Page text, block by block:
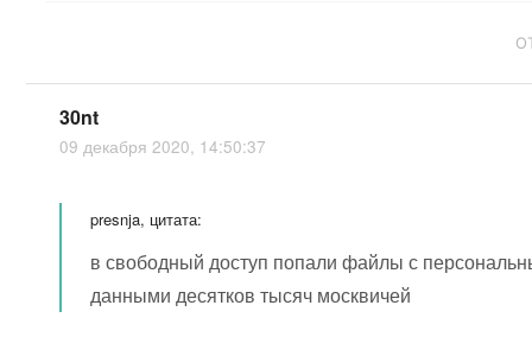
30nt
09 декабря 2020, 14:50:37
presnja, цитата:
в свободный доступ попали файлы с
данными десятков тысяч москвичей